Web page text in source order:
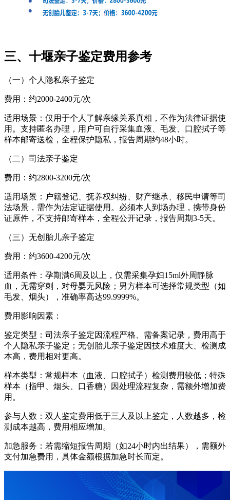
三、十堰亲子鉴定费用参考
（一）个人隐私亲子鉴定
费用：约2000-2400元/次
适用场景：仅用于个人了解亲缘关系真相，不作为法律证据使
用。支持匿名办理，用户可自行采集血液、毛发、口腔拭子等
样本邮寄送检，全程保护隐私，报告周期约48小时。
（二）司法亲子鉴定
费用：约2800-3200元/次
适用场景：户籍登记、抚养权纠纷、财产继承、移民申请等司
法场景，需作为法定证据使用。必须本人到场办理，携带身份
证原件，不支持邮寄样本，全程公开记录，报告周期3-5天。
（三）无创胎儿亲子鉴定
费用：约3600-4200元/次
适用条件：孕期满6周及以上，仅需采集孕妇15ml外周静脉
血，无需穿刺，对母婴无风险；男方样本可选择常规类型（如
毛发、烟头），准确率高达99.9999%。
费用影响因素：
鉴定类型：司法亲子鉴定因流程严格、需备案记录，费用高于
个人隐私亲子鉴定；无创胎儿亲子鉴定因技术难度大、检测成
本高，费用相对更高。
样本类型：常规样本（血液、口腔拭子）检测费用较低；特殊
样本（指甲、烟头、口香糖）因处理流程复杂，需额外增加费
用。
参与人数：双人鉴定费用低于三人及以上鉴定，人数越多，检
测成本越高，费用相应增加。
加急服务：若需缩短报告周期（如24小时内出结果），需额外
支付加急费用，具体金额根据加急时长而定。